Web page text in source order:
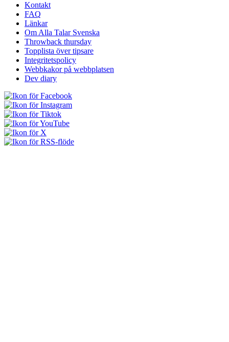
Kontakt
FAQ
Länkar
Om Alla Talar Svenska
Throwback thursday
Topplista över tipsare
Integritetspolicy
Webbkakor på webbplatsen
Dev diary